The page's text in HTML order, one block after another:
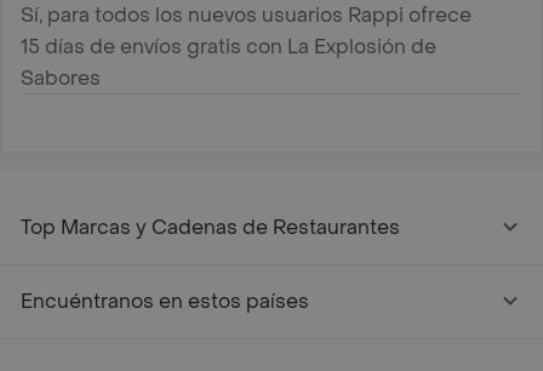
Sí, para todos los nuevos usuarios Rappi ofrece
15 días de envíos gratis con La Explosión de
Sabores
Top Marcas y Cadenas de Restaurantes
Encuéntranos en estos países